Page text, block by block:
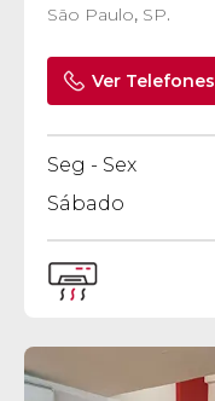
São Paulo, SP.
Ver Telefones
Seg - Sex
Sábado